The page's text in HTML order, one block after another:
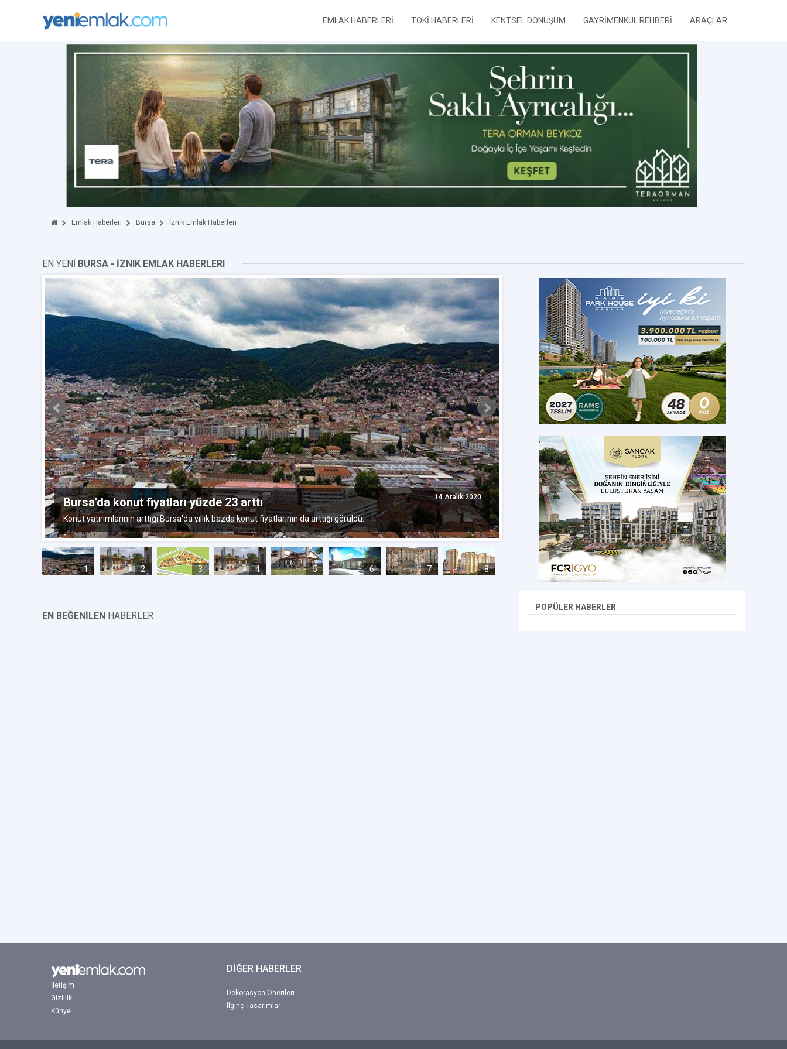
EMLAK HABERLERİ TOKİ HABERLERİ KENTSEL DÖNÜŞÜM GAYRİMENKUL REHBERİ ARAÇLAR
Emlak Haberleri Bursa İznik Emlak Haberleri
EN YENİ BURSA - İZNIK EMLAK HABERLERI
Bursa'da konut fiyatları yüzde 23 arttı 14 Aralık 2020
Konut yatırımlarının arttığı Bursa'da yıllık bazda konut fiyatlarının da arttığı görüldü.
TOKİ İznik projesinin başvuru tarihi 25 Ekim
TOKİ’nin 908 TL taksitle satışa sunacağı, 2+1 ve 3+1 olarak tasarlanan
Ekim’de başlayacak.
1 2 3 4 5 6 7 8
EN BEĞENİLEN HABERLER
POPÜLER HABERLER
İletişim
Gizlilik
Künye
DİĞER HABERLER
Dekorasyon Önerileri
İlginç Tasarımlar